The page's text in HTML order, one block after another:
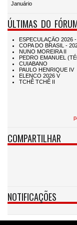
Januário
ÚLTIMAS DO
COMPARTILHAR
NOTIFICAÇÕES